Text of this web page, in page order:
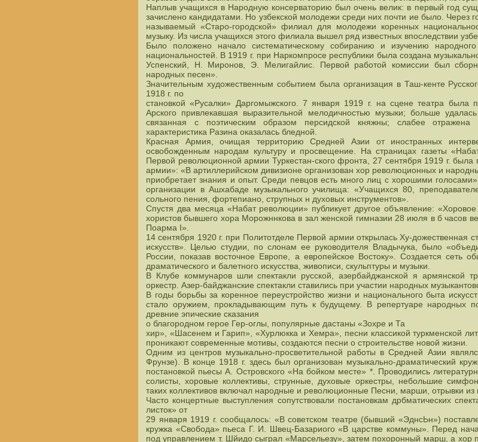
Наплыв учащихся в Народную консерваторию был очень велик: в первый год
зачислено кандидатами. Но узбекской молодежи среди них почти ие было. Через
называемый «Старо-городской» филиал для молодежи коренных
музыку. Из числа учащихся этого филиала вышел ряд известных впоследствии
Было положено начало систематическому собиранию и изучению народного
национальностей. В 1919 г. при Наркомпросе республики была создана
Успенский, Н. Миронов, Э. Мелигайлис. Первой работой комиссии был
народных песен».
Значительным художественным событием была организация в Таш-кенте
1918 г. по
становкой «Русалки» Даргомыжского. 7 января 1919 г. на сцене театра была
Арского привлекавшая выразительной мелодичностью музыки; больше
связанная с поэтическим образом персидской княжны; слабее
характеристика Разина оказалась бледной.
Красная Армия, очищая территорию Средней Азии от иностранных
освобожденным народам культуру и просвещение. На страницах газеты
Первой революционной армии Туркестан-ского фронта, 27 сентября 1919 г.
армии»: «В артиллерийском дивизионе организован хор революционных и
приобретает знания и опыт. Среди певцов есть много лиц с хорошими
организации в Ашхабаде музыкального училища: «Учащихся 80,
сольного пения, фортепиано, струпных н духовых инструментов».
Спустя два месяца «Набат революции» публикует другое объявление:
хористов бывшего хора Морожннкова в зал женской гимназии 28 июля в б часов
Поарма I».
14 сентября 1920 г. при Политотделе Первой армии открылась Ху-дожественная
искусств». Целью студии, по слонам ее руководителя Владычука, было
России, показав восточное Европе, а европейское Востоку». Создается сеть
драматического и балетного искусства, живописи, скульптуры и музыки.
В Клубе коммунаров шли спектакли русской, азербайджанской я армянской
оркестр. Азер-байджанские спектакли ставились при участии народных
В годы борьбы за коренное переустройство жизни и национального быта
стало оружием, прокладывающим путь к будущему. В репертуаре народных
древние эпические сказания
о благородном герое Гер-оглы, популярные дастаны «Зохре и Та
хир», «Шасенем и Гарип», «Хурлюкка и Хемра», песни классикой туркменской
проникают современные мотивы, создаются песни о строительстве новой жизни.
Одним из центров музыкально-просветительной работы в Средней Азии
Фрунзе). В конце 1918 г. здесь был организован музыкально-драматический
постановкой пьесы А. Островского «На бойком месте» *. Проводились
солисты, хоровые коллективы, струнные, духовые оркестры, небольшие
таких коллективов включал народные и революционные Песни, марши, отрывки из
Часто концертные выступления сопутствовали постановкам дрбматических
листок» от
29 января 1919 г. сообщалось: «В советском театре (бывший «ЭднсЬн»)
кружка «Свобода» пьеса Г. И. Швец-Базариого «В царстве коммуны». Перед
под управлением т. Шйидо сыграл «Марсельезу», затем похоронный марш, а хор